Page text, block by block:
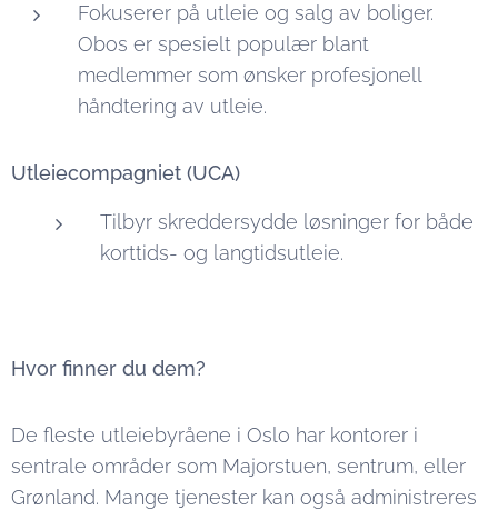
Fokuserer på utleie og salg av boliger.
Obos er spesielt populær blant
medlemmer som ønsker profesjonell
håndtering av utleie.
Utleiecompagniet (UCA)
Tilbyr skreddersydde løsninger for både
korttids- og langtidsutleie.
Hvor finner du dem?
De fleste utleiebyråene i Oslo har kontorer i
sentrale områder som Majorstuen, sentrum, eller
Grønland. Mange tjenester kan også administreres